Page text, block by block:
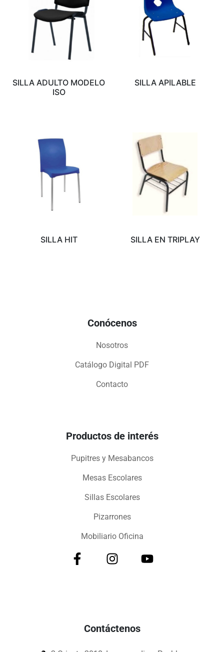
SILLA ADULTO MODELO
ISO
SILLA APILABLE
SILLA HIT SILLA EN TRIPLAY
Conócenos
Nosotros
Catálogo Digital PDF
Contacto
Productos de interés
Pupitres y Mesabancos
Mesas Escolares
Sillas Escolares
Pizarrones
Mobiliario Oficina
Contáctenos